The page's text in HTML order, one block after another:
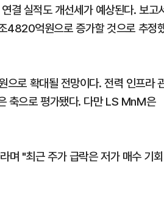
실적도 개선세가 예상된다. 보고
억원으로 증가할 것으로 추정
로 확대될 전망이다. 전력 인프라
축으로 평가됐다. 다만 LS MnM은
며 "최근 주가 급락은 저가 매수 기회